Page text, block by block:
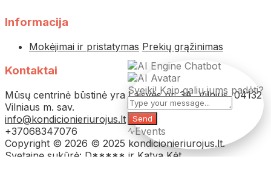
Informacija
Mokėjimai ir pristatymas Prekių grąžinimas
Kontaktai
Mūsų centrinė būstinė yra Laisvės pr. 3A, Vilnius, 04132
Vilniaus m. sav.
info@kondicionieriurojus.lt
+37068347076
Copyright © 2026 © 2025 kondicionieriurojus.lt.
Svetainę sukūrė: D***** ir Katya Kėt
Sveiki! Kaip galiu jums padėti?
Send
Events